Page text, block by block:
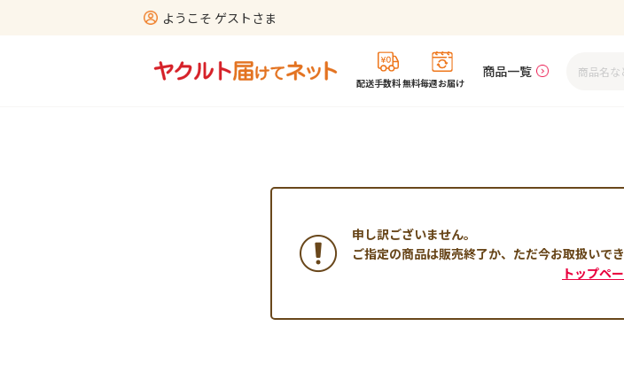
ようこそ ゲストさま
配送手数料 無料毎週お届け
商品一覧
申し訳ございません。
ご指定の商品は販売終了か、ただ今お取扱いでき
トップペ